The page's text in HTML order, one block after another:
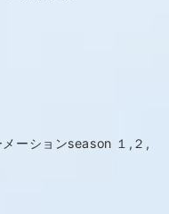
ーションseason １,２,